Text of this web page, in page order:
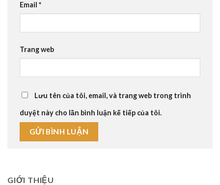
Email *
Trang web
Lưu tên của tôi, email, và trang web trong trình
duyệt này cho lần bình luận kế tiếp của tôi.
GIỚI THIỆU